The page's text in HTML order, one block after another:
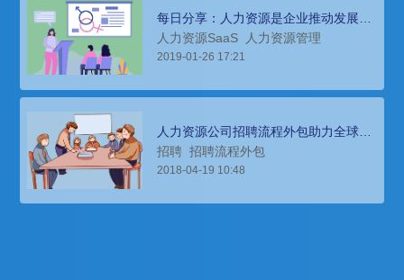
每日分享：人力资源是企业推动发展及
管理的重要资源
人力资源SaaS 人力资源管理
2019-01-26 17:21
人力资源公司招聘流程外包助力全球第
二大PC厂商拓展新兴市场的人才招聘
招聘 招聘流程外包
2018-04-19 10:48